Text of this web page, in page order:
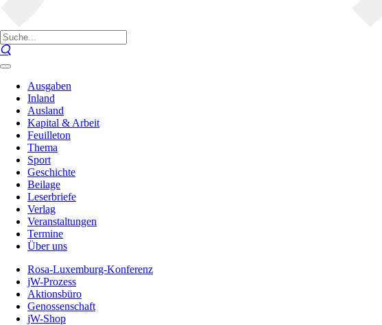
Ausgaben
Inland
Ausland
Kapital & Arbeit
Feuilleton
Thema
Sport
Geschichte
Beilage
Leserbriefe
Verlag
Veranstaltungen
Termine
Über uns
Rosa-Luxemburg-Konferenz
jW-Prozess
Aktionsbüro
Genossenschaft
jW-Shop